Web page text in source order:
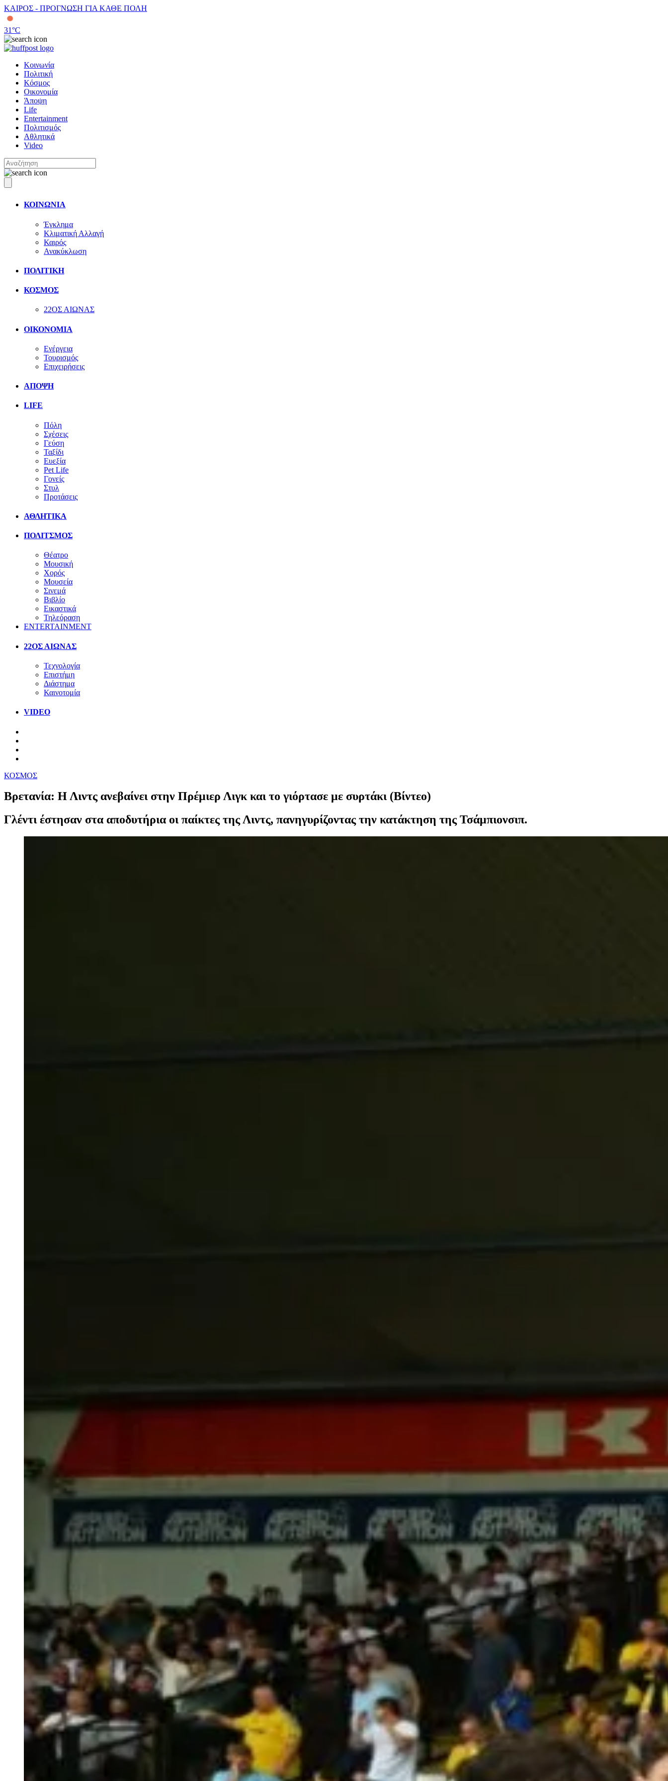
ΚΑΙΡΟΣ - ΠΡΟΓΝΩΣΗ ΓΙΑ ΚΑΘΕ ΠΟΛΗ
31°C
Κοινωνία
Πολιτική
Κόσμος
Οικονομία
Άποψη
Life
Entertainment
Πολιτισμός
Αθλητικά
Video
ΚΟΙΝΩΝΙΑ
Έγκλημα
Κλιματική Αλλαγή
Καιρός
Ανακύκλωση
ΠΟΛΙΤΙΚΗ
ΚΟΣΜΟΣ
22ΟΣ ΑΙΩΝΑΣ
ΟΙΚΟΝΟΜΙΑ
Ενέργεια
Τουρισμός
Επιχειρήσεις
ΑΠΟΨΗ
LIFE
Πόλη
Σχέσεις
Γεύση
Ταξίδι
Ευεξία
Pet Life
Γονείς
Στυλ
Προτάσεις
ΑΘΛΗΤΙΚΑ
ΠΟΛΙΤΣΜΟΣ
Θέατρο
Μουσική
Χορός
Μουσεία
Σινεμά
Βιβλίο
Εικαστικά
Τηλεόραση
ENTERTAINMENT
22ΟΣ ΑΙΩΝΑΣ
Τεχνολογία
Επιστήμη
Διάστημα
Καινοτομία
VIDEO
ΚΟΣΜΟΣ
Βρετανία: Η Λιντς ανεβαίνει στην Πρέμιερ Λιγκ και το γιόρτασε με συρτάκι (Βίντεο)
Γλέντι έστησαν στα αποδυτήρια οι παίκτες της Λιντς, πανηγυρίζοντας την κατάκτηση της Τσάμπιονσιπ.